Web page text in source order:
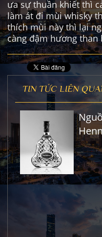
ưa sự thuần khiết thì
làm át đi mùi whisky
thích mùi này thì lại
càng đậm hương than
TIN TỨC LIÊN